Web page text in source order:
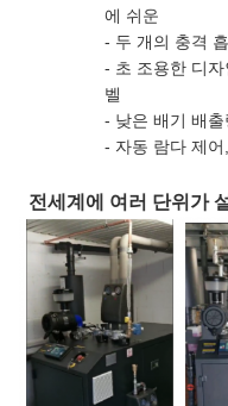
에 쉬운
- 두 개의 충격
- 초 조용한 디
벨
- 낮은 배기 배출
- 자동 람다 제
전세계에 여러 단위가